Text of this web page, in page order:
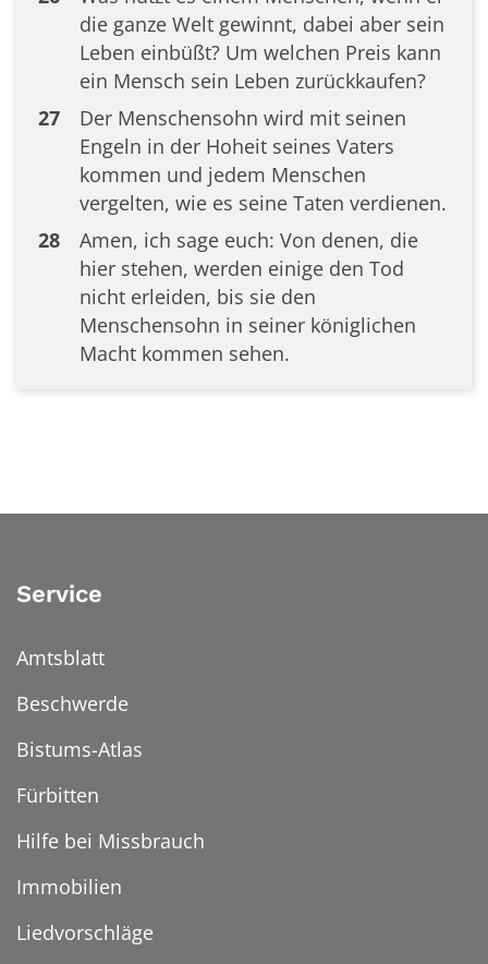
die ganze Welt gewinnt, dabei aber sein
Leben einbüßt? Um welchen Preis kann
ein Mensch sein Leben zurückkaufen?
27
Der Menschensohn wird mit seinen
Engeln in der Hoheit seines Vaters
kommen und jedem Menschen
vergelten, wie es seine Taten verdienen.
28
Amen, ich sage euch: Von denen, die
hier stehen, werden einige den Tod
nicht erleiden, bis sie den
Menschensohn in seiner königlichen
Macht kommen sehen.
Service
Amtsblatt
Beschwerde
Bistums-Atlas
Fürbitten
Hilfe bei Missbrauch
Immobilien
Liedvorschläge